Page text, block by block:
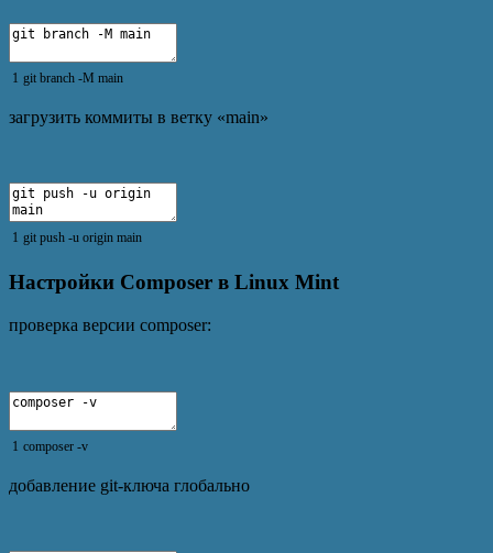
1 git branch -M main
загрузить коммиты в ветку «main»
1 git push -u origin main
Настройки Composer в Linux Mint
проверка версии composer:
1 composer -v
добавление git-ключа глобально